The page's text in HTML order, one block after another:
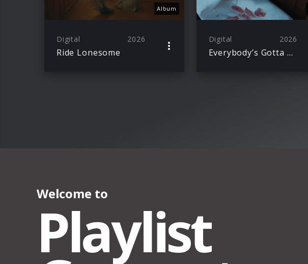
Album
Digital 2026
Ride Lonesome
Digital 2026
Everybody’s Gotta Learn Sometime